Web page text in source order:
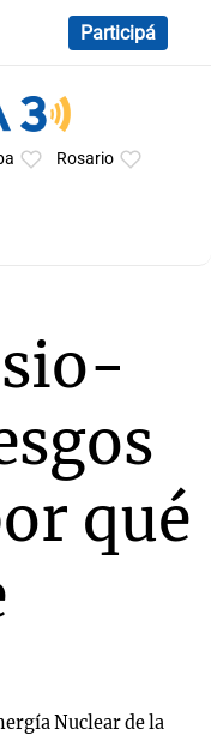
Participá
Rosario
qué
Nuclear de la